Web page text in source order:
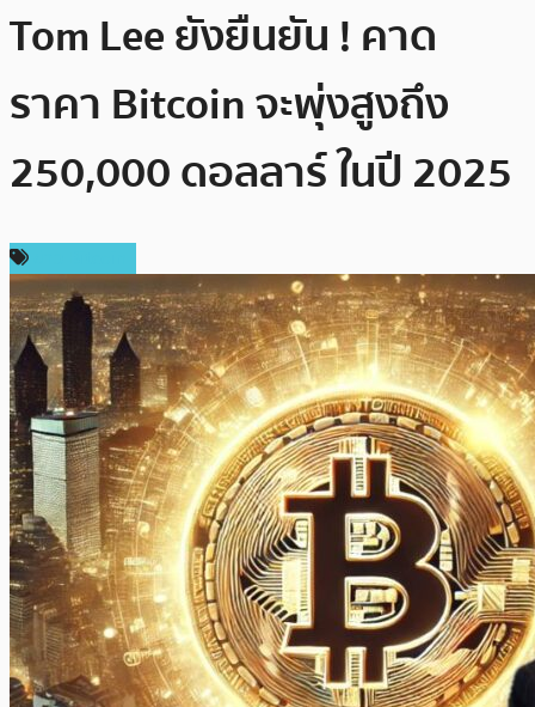
Tom Lee ยังยืนยัน ! คาด
ราคา Bitcoin จะพุ่งสูงถึง
250,000 ดอลลาร์ ในปี 2025